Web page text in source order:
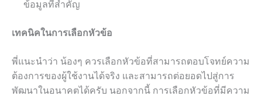
ข้อมูลที่สำคัญ
เทคนิคในการเลือกหัวข้อ
พี่แนะนำว่า น้องๆ ควรเลือกหัวข้อที่สามารถตอบโจทย์ความ
ต้องการของผู้ใช้งานได้จริง และสามารถต่อยอดไปสู่การ
พัฒนาในอนาคตได้ครับ นอกจากนี้ การเลือกหัวข้อที่มีความ